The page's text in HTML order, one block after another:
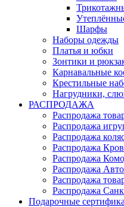
Шарфы
Наборы одежды
Платья и юбки
Зонтики и
Карнавальные
Крестильные
Нагрудники,
РАСПРОДАЖА
Распродажа
Распродажа
Распродажа
Распродажа
Распродажа
Распродажа
Распродажа
Распродажа
Подарочные